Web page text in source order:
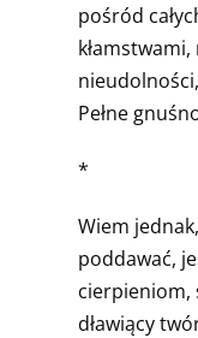
pośród
kłamstwami,
Pełne
*
Wiem
poddawać,
cierpieniom,
dławiący